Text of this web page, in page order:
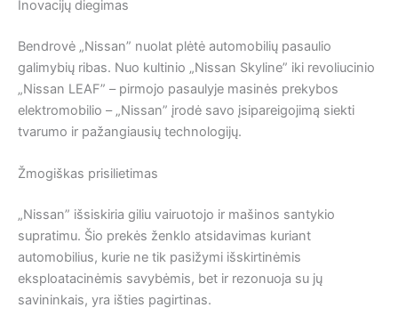
Inovacijų diegimas
Bendrovė „Nissan” nuolat plėtė automobilių pasaulio
galimybių ribas. Nuo kultinio „Nissan Skyline” iki revoliucinio
„Nissan LEAF” – pirmojo pasaulyje masinės prekybos
elektromobilio – „Nissan” įrodė savo įsipareigojimą siekti
tvarumo ir pažangiausių technologijų.
Žmogiškas prisilietimas
„Nissan” išsiskiria giliu vairuotojo ir mašinos santykio
supratimu. Šio prekės ženklo atsidavimas kuriant
automobilius, kurie ne tik pasižymi išskirtinėmis
eksploatacinėmis savybėmis, bet ir rezonuoja su jų
savininkais, yra išties pagirtinas.